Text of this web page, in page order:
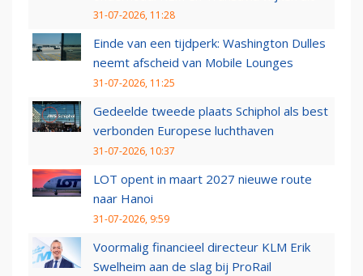
31-07-2026, 11:28
Einde van een tijdperk: Washington Dulles
neemt afscheid van Mobile Lounges
31-07-2026, 11:25
Gedeelde tweede plaats Schiphol als best
verbonden Europese luchthaven
31-07-2026, 10:37
LOT opent in maart 2027 nieuwe route
naar Hanoi
31-07-2026, 9:59
Voormalig financieel directeur KLM Erik
Swelheim aan de slag bij ProRail